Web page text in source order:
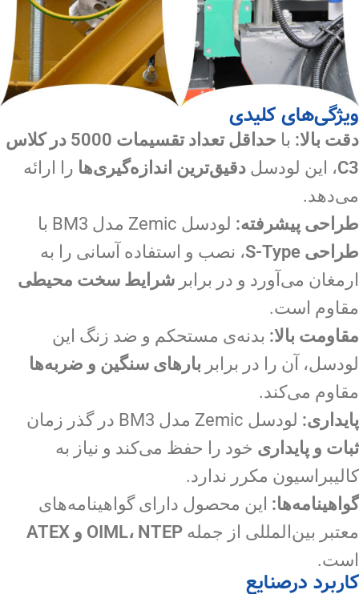
ویژگی‏‌های کلیدی
دقت بالا: با
حداقل تعداد تقسیمات 5000 در کلاس
C3، این لودسل دقیق‌ترین اندازه‌گیری‌ها را ارائه
می‌دهد.
طراحی پیشرفته: لودسل Zemic مدل BM3 با
طراحی S-Type
، نصب و استفاده آسانی را به
ارمغان می‌آورد و در برابر شرایط سخت محیطی
مقاوم است.
مقاومت بالا: بدنه‌ی مستحکم و ضد زنگ این
لودسل، آن را در برابر بارهای سنگین و ضربه‌ها
مقاوم می‌کند.
پایداری: لودسل Zemic مدل BM3 در گذر زمان
ثبات و پایداری خود را حفظ می‌کند و نیاز به
کالیبراسیون مکرر ندارد.
گواهینامه‌ها: این محصول دارای گواهینامه‌های
معتبر بین‌المللی از جمله OIML، NTEP و ATEX
است.
کاربرد درصنایع